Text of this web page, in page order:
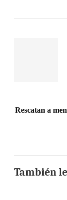
Rescatan a
También